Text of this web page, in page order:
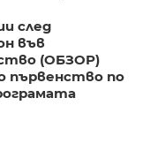
след
във
(ОБЗОР)
първенство по